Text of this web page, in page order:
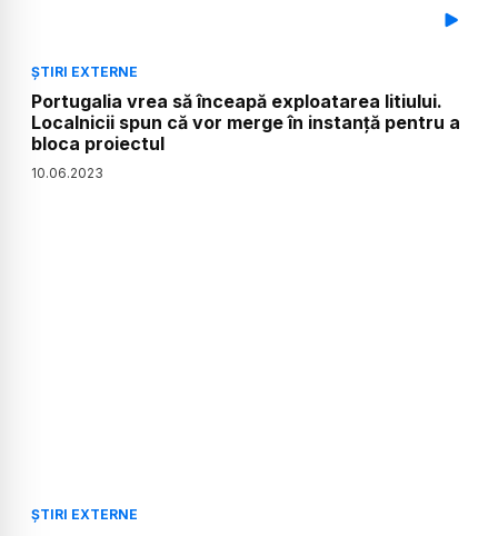
ȘTIRI EXTERNE
Portugalia vrea să înceapă exploatarea litiului.
Localnicii spun că vor merge în instanță pentru a
bloca proiectul
10.06.2023
ȘTIRI EXTERNE